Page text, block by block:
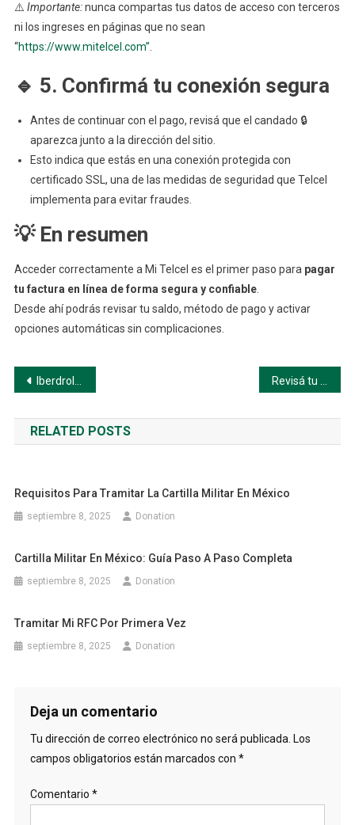
⚠️ Importante:nunca compartas tus datos de acceso con terceros
ni los ingreses en páginas que no sean
“https://www.mitelcel.com”
🔹 5. Confirmá tu conexión segura
Antes de continuar con el pago, revisá que el candado 🔒
aparezca junto a la dirección del sitio.
Esto indica que estás en una conexión protegida con
certificado SSL, una de las medidas de seguridad que Telcel
implementa para evitar fraudes.
💡 En resumen
Acceder correctamente a Mi Telcel es el primer paso para pagar
tu factura en línea de forma segura y confiable.
Desde ahí podrás revisar tu saldo, método de pago y activar
opciones automáticas sin complicaciones.
Navegación
de
entradas
Iberdrola México: Consulta, paga y gestiona tu servicio de luz fácilmente
RELATED POSTS
Requisitos Para Tramitar La Cartilla Militar En México
septiembre 8, 2025 Donation
Cartilla Militar En México: Guía Paso A Paso Completa
septiembre 8, 2025 Donation
Tramitar Mi RFC Por Primera Vez
septiembre 8, 2025 Donation
Deja un comentario
Tu dirección de correo electrónico no será publicada. Los
campos obligatorios están marcados con *
Comentario *